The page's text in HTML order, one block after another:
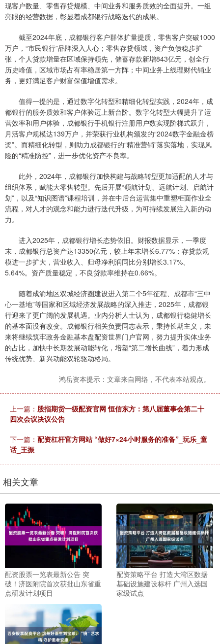
现客户数量、零售存贷规模、中间业务和服务质效的全面提升。一组
亮眼的经营数据，彰显着成都银行战略迭代的成果。
截至2024年底，成都银行客户群体扩量提质，零售客户突破1000
万户，“市民银行”品牌深入人心；零售存贷领域，资产负债稳步扩
张，个人贷款增量在区域保持领先，储蓄存款新增843亿元，创全行
历史峰值，区域市场占有率稳居第一方阵；中间业务上线理财代销业
务，更好满足客户财富保值增值需求。
值得一提的是，通过数字化转型和精细化转型实践，2024年，成
都银行的服务质效和客户体验迈上新台阶。数字化转型大幅提升了运
营效率和用户体验，成都银行手机银行注册用户数实现阶梯式跃升，
月活客户规模达139万户，并荣获行业机构颁发的“2024数字金融金榜
奖”。而精细化转型，则助力成都银行的“精准营销”落实落地，实现风
险的“精准防控”，进一步优化资产不良率。
此外，2024年，成都银行加快构建与战略转型更加适配的人才与
组织体系，赋能大零售转型。先后开展“领航计划、远航计划、启航计
划”，以及“知识图谱”课程培训，并在中后台运营集中重塑柜面作业全
流程，对人才的观念和能力进行迭代升级，为可持续发展注入新的动
力。
进入2025年，成都银行增长态势依旧。财报数据显示，一季度
末，成都银行总资产达13350亿元，较上年末增长6.77%；存贷款规
模进一步扩大，营业收入、归母净利润同比分别增长3.17%、
5.64%。资产质量稳定，不良贷款率维持在0.66%。
随着成渝地区双城经济圈建设进入第二个5年征程、成都市“三中
心一基地”等国家和区域经济发展战略的深入推进，2025年，成都银
行迎来了更广阔的发展机遇。业内分析人士认为，成都银行稳健增长
的基本面没有改变。成都银行相关负责同志表示，秉持长期主义，未
来将继续筑牢政务金融基本盘配资世界门户官网，努力提升实体业务
的占比，加快中长期发展动能转化，培塑“第二增长曲线”，着力形成
传统优势、新兴动能双轮驱动格局。
鸿岳资本提示：文章来自网络，不代表本站观点。
上一篇： 股指期货一级配资官网 恒信东方：第八届董事会第二十
四次会议决议公告
下一篇： 配资杠杆官方网站 “做好7×24小时服务的准备”_玩乐_童
话_王振
相关文章
配资股票一览表最新公告 突
破！济医附院首次获批山东省重
点研发计划项目
配资策略平台 打造大湾区数据
基础设施建设标杆 广州入选国
家级试点